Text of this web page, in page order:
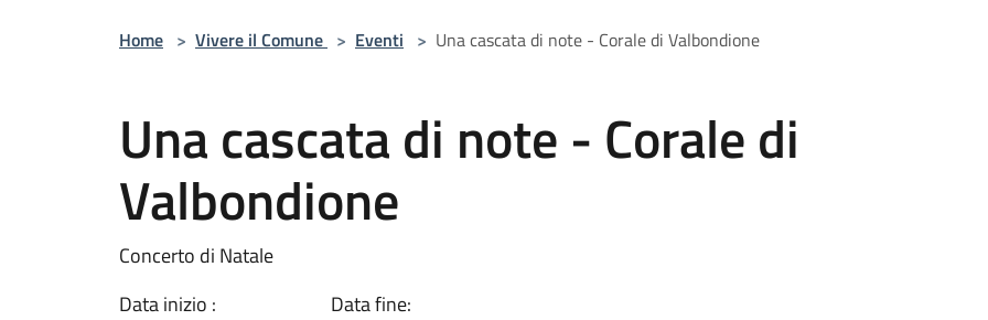
Home > Vivere il Comune > Eventi > Una cascata di note - Corale di Valbondione
Una cascata di note - Corale di
Valbondione
Concerto di Natale
Data inizio :
Data fine: